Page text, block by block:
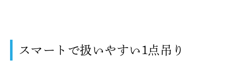
スマートで扱いやすい1点吊り